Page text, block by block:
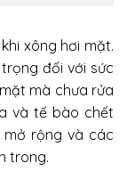
xông hơi mặt.
đối với sức
mà chưa rửa
và tế bào chết
mở rộng và các
trong.